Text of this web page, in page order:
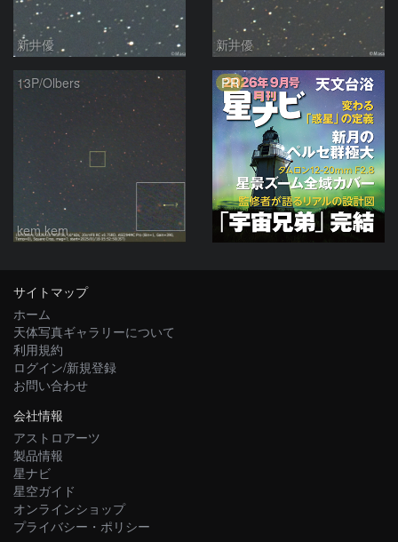
新井優 新井優
13P/Olbers
kem.kem
PR
サイトマップ
ホーム
天体写真ギャラリーについて
利用規約
ログイン/新規登録
お問い合わせ
会社情報
アストロアーツ
製品情報
星ナビ
星空ガイド
オンラインショップ
プライバシー・ポリシー